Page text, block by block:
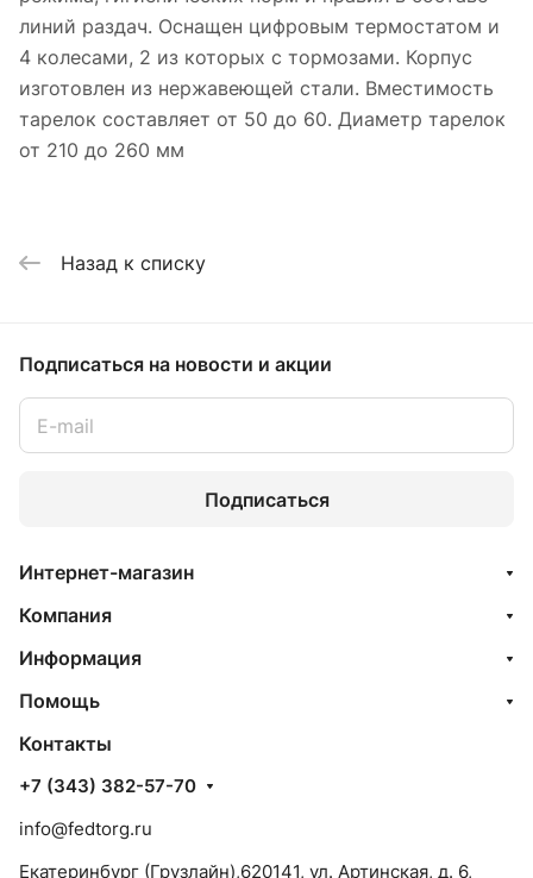
линий раздач. Оснащен цифровым термостатом и
4 колесами, 2 из которых с тормозами. Корпус
изготовлен из нержавеющей стали. Вместимость
тарелок составляет от 50 до 60. Диаметр тарелок
от 210 до 260 мм
Назад к списку
Подписаться на новости и акции
Подписаться
Интернет-магазин
Компания
Информация
Помощь
Контакты
+7 (343) 382-57-70
info@fedtorg.ru
Екатеринбург (Грузлайн),620141, ул. Артинская, д. 6,